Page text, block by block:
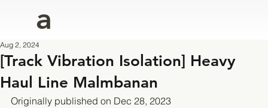
a
[Track Vibration Isolation] Heavy
Haul Line Malmbanan
Aug 2, 2024
Originally published on Dec 28, 2023